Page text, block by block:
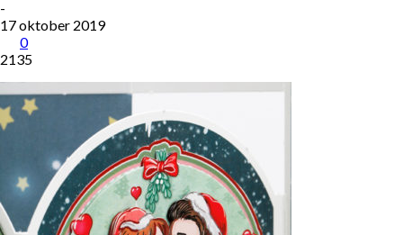
-
17 oktober 2019
0
2135